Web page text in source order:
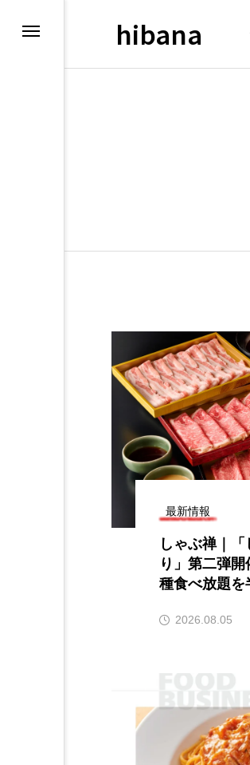
ルメトレンド】旨辛ブ
ナッコプセ・チュク
【2026年
ンチャイ
ら伸びる
2026.07.30
hibana
最新情報
しゃぶ禅｜
り」第二弾
種食べ放題を
2026.08.05